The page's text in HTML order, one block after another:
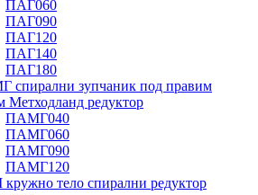
ПАГ060
ПАГ090
ПАГ120
ПАГ140
ПАГ180
спирални зупчаник под правим
Метходланд редуктор
ПАМГ040
ПАМГ060
ПАМГ090
ПАМГ120
тело спирални редуктор